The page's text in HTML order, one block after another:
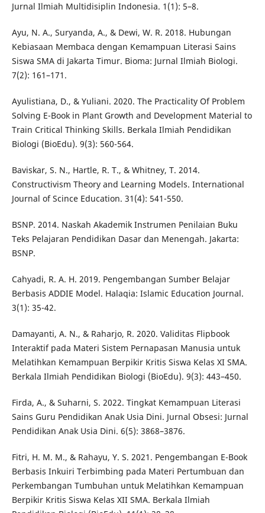
Jurnal Ilmiah Multidisiplin Indonesia. 1(1): 5–8.
Ayu, N. A., Suryanda, A., & Dewi, W. R. 2018. Hubungan
Kebiasaan Membaca dengan Kemampuan Literasi Sains
Siswa SMA di Jakarta Timur. Bioma: Jurnal Ilmiah Biologi.
7(2): 161–171.
Ayulistiana, D., & Yuliani. 2020. The Practicality Of Problem
Solving E-Book in Plant Growth and Development Material to
Train Critical Thinking Skills. Berkala Ilmiah Pendidikan
Biologi (BioEdu). 9(3): 560-564.
Baviskar, S. N., Hartle, R. T., & Whitney, T. 2014.
Constructivism Theory and Learning Models. International
Journal of Scince Education. 31(4): 541-550.
BSNP. 2014. Naskah Akademik Instrumen Penilaian Buku
Teks Pelajaran Pendidikan Dasar dan Menengah. Jakarta:
BSNP.
Cahyadi, R. A. H. 2019. Pengembangan Sumber Belajar
Berbasis ADDIE Model. Halaqia: Islamic Education Journal.
3(1): 35-42.
Damayanti, A. N., & Raharjo, R. 2020. Validitas Flipbook
Interaktif pada Materi Sistem Pernapasan Manusia untuk
Melatihkan Kemampuan Berpikir Kritis Siswa Kelas XI SMA.
Berkala Ilmiah Pendidikan Biologi (BioEdu). 9(3): 443–450.
Firda, A., & Suharni, S. 2022. Tingkat Kemampuan Literasi
Sains Guru Pendidikan Anak Usia Dini. Jurnal Obsesi: Jurnal
Pendidikan Anak Usia Dini. 6(5): 3868–3876.
Fitri, H. M. M., & Rahayu, Y. S. 2021. Pengembangan E-Book
Berbasis Inkuiri Terbimbing pada Materi Pertumbuan dan
Perkembangan Tumbuhan untuk Melatihkan Kemampuan
Berpikir Kritis Siswa Kelas XII SMA. Berkala Ilmiah